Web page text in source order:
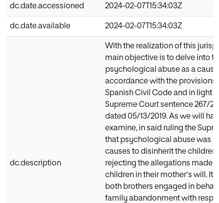
dc.date.accessioned 2024-02-07T15:34:03Z
dc.date.available 2024-02-07T15:34:03Z
dc.description
With the realization of this
main objective is to delve into
psychological abuse as a
accordance with the provisions
Spanish Civil Code and in light
Supreme Court sentence 267/
dated 05/13/2019. As we will
examine, in said ruling the
that psychological abuse was
causes to disinherit the
rejecting the allegations made
children in their mother's will. It
both brothers engaged in
family abandonment with